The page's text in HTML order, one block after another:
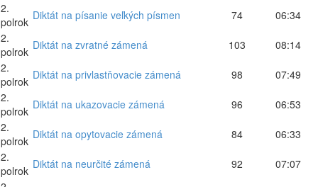
2.
polrok Diktát na písanie veľkých písmen 74
06:34
2.
polrok Diktát na zvratné zámená 103
08:14
2.
polrok Diktát na privlastňovacie zámená 98
07:49
2.
polrok Diktát na ukazovacie zámená 96
06:53
2.
polrok Diktát na opytovacie zámená 84
06:33
2.
polrok Diktát na neurčité zámená 92
07:07